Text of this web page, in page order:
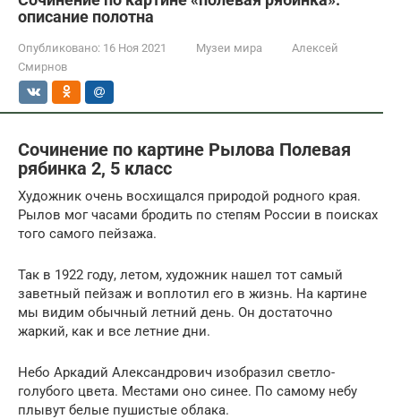
описание полотна
Опубликовано: 16 Ноя 2021 Музеи мира
Алексей
Смирнов
Сочинение по картине Рылова Полевая
рябинка 2, 5 класс
Художник очень восхищался природой родного края.
Рылов мог часами бродить по степям России в поисках
того самого пейзажа.
Так в 1922 году, летом, художник нашел тот самый
заветный пейзаж и воплотил его в жизнь. На картине
мы видим обычный летний день. Он достаточно
жаркий, как и все летние дни.
Небо Аркадий Александрович изобразил светло-
голубого цвета. Местами оно синее. По самому небу
плывут белые пушистые облака.